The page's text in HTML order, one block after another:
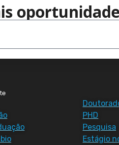
PHD
Pesquisa
Estágio